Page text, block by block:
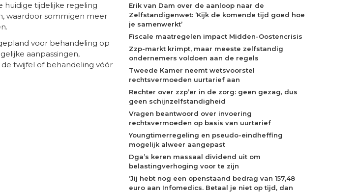
huidige tijdelijke regeling
waardoor sommigen meer
voor behandeling op
aanpassingen,
twijfel of behandeling vóór
Erik van Dam over de aanloop naar de
Zelfstandigenwet: ‘Kijk de komende tijd goed hoe
je samenwerkt’
Fiscale maatregelen impact Midden-Oostencrisis
Zzp-markt krimpt, maar meeste zelfstandig
ondernemers voldoen aan de regels
Tweede Kamer neemt wetsvoorstel
rechtsvermoeden uurtarief aan
Rechter over zzp’er in de zorg: geen gezag, dus
geen schijnzelfstandigheid
Vragen beantwoord over invoering
rechtsvermoeden op basis van uurtarief
Youngtimerregeling en pseudo-eindheffing
mogelijk alweer aangepast
Dga’s keren massaal dividend uit om
belastingverhoging voor te zijn
‘Jij hebt nog een openstaand bedrag van 157,48
euro aan Infomedics. Betaal je niet op tijd, dan